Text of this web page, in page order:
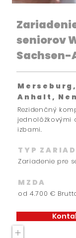
seniorov
Sachsen-
Anhalt,
Rezidenčný
jednolôžkovými
izbami.
TYP
Zariadenie pre
MZDA
od 4.700 €
+